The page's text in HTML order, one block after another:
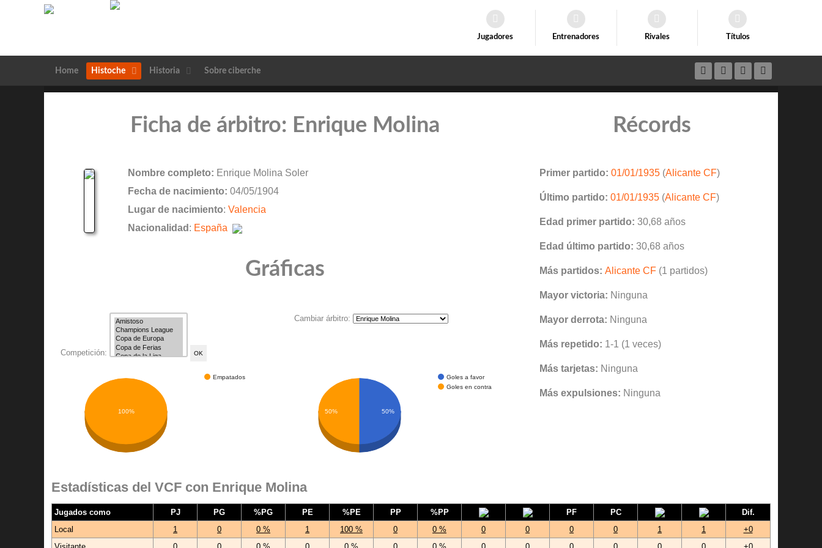
Jugadores Entrenadores Rivales Títulos
Home Histoche Historia Sobre ciberche
Ficha de árbitro: Enrique Molina
Nombre completo: Enrique Molina Soler
Fecha de nacimiento: 04/05/1904
Lugar de nacimiento: Valencia
Nacionalidad : España
Gráficas
Competición:
Cambiar árbitro:
Empatados
100%
Goles a favor
Goles en contra
50% 50%
Récords
Primer partido: 01/01/1935(Alicante CF)
Último partido: 01/01/1935(Alicante CF)
Edad primer partido: 30,68 años
Edad último partido: 30,68 años
Más partidos: Alicante CF(1 partidos)
Mayor victoria: Ninguna
Mayor derrota: Ninguna
Más repetido: 1-1 (1 veces)
Más tarjetas: Ninguna
Más expulsiones: Ninguna
Estadísticas del VCF con Enrique Molina
Jugados como PJ PG %PG PE %PE PP %PP PF PC
Dif.
Local
1 0 0 % 1 100 % 0 0 % 0 0 0 0 1 1
+0